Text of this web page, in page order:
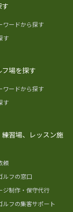
ワードから探す
す
場を探す
ワードから探す
す
練習場、レッスン施
頼
ルフの窓口
ジ制作・保守代行
ルフの集客サポート